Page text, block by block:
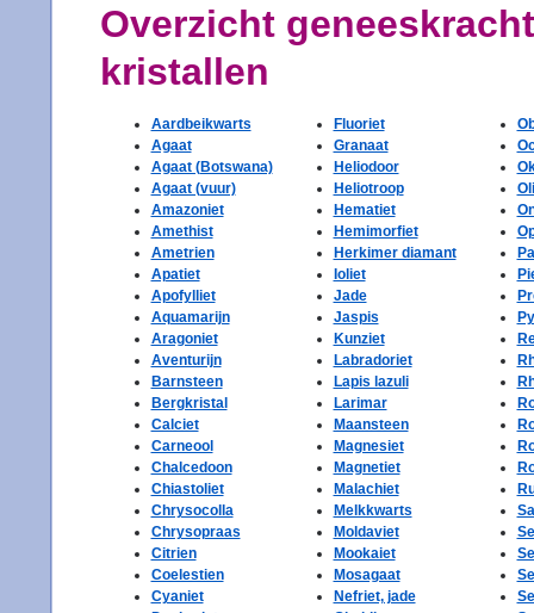
Overzicht
kristallen
Aardbeikwarts
Agaat
Agaat (Botswana)
Agaat (vuur)
Amazoniet
Amethist
Ametrien
Apatiet
Apofylliet
Aquamarijn
Aragoniet
Aventurijn
Barnsteen
Bergkristal
Calciet
Carneool
Chalcedoon
Chiastoliet
Chrysocolla
Chrysopraas
Citrien
Coelestien
Cyaniet
Fluoriet
Granaat
Heliodoor
Heliotroop
Hematiet
Hemimorfiet
Herkimer diamant
Ioliet
Jade
Jaspis
Kunziet
Labradoriet
Lapis lazuli
Larimar
Maansteen
Magnesiet
Magnetiet
Malachiet
Melkkwarts
Moldaviet
Mookaiet
Mosagaat
Nefriet, jade